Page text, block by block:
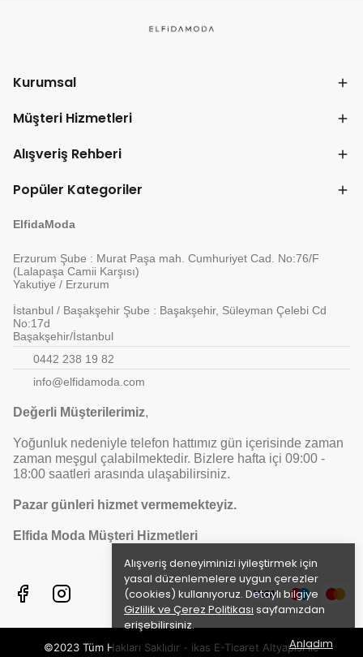
Alışveriş deneyiminizi iyileştirmek için
yasal düzenlemelere uygun çerezler
(cookies) kullanıyoruz. Detaylı bilgiye
Gizlilik ve Çerez Politikası sayfamızdan
erişebilirsiniz.
Anladım
Kurumsal
Müşteri Hizmetleri
Alışveriş Rehberi
Popüler Kategoriler
ElfidaModa
Erzurum Şube : Murat Paşa mah. Cumhuriyet Cad. No:76/F
(Lalapaşa Camii Karşısı)
Yakutiye / Erzurum
İstanbul / Başakşehir Şube : Başakşehir, Süleyman Çelebi Cd
No:17d
Başakşehir/İstanbul
0442 238 19 82
info@elfidamoda.com
Değerli Müşterilerimiz,
Yoğunluk nedeniyle telefon hattımız gün içerisinde zaman
zaman meşgul çalabilmektedir. Bizlere hafta içi 09:00 -
18:00 saatleri arasında ulaşabilirsiniz.
Pazar günleri hizmet vermemekteyiz.
Elfida Moda Müşteri Hizmetleri
©2023 Tüm Hakları Saklıdır - ikas E-Ticaret Altyapısı ile